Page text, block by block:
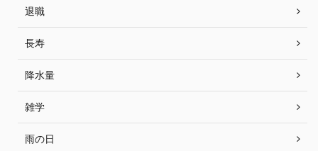
退職
長寿
降水量
雑学
雨の日